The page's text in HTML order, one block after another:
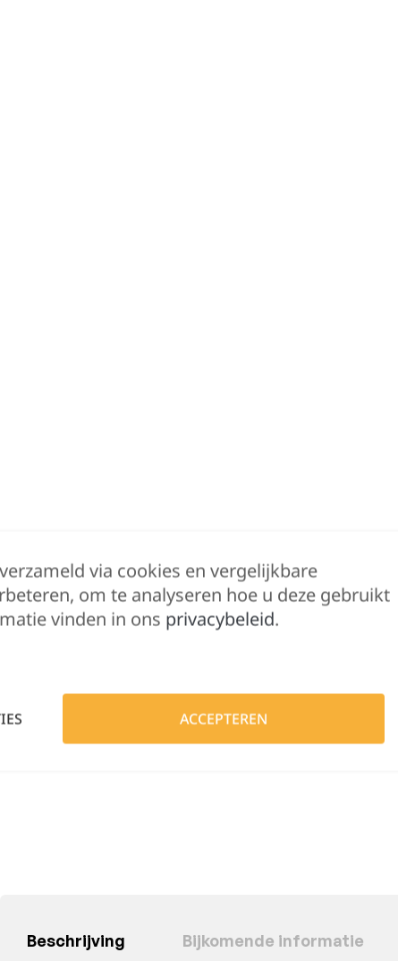
Beschrijving Bijkomende informatie
via cookies en vergelijkbare
om te analyseren hoe u deze gebruikt
vinden in ons privacybeleid.
ACCEPTEREN